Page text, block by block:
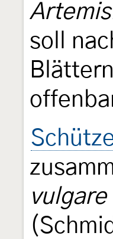
soll
vulgare